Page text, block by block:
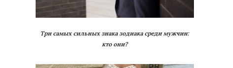
Три самых сильных знака зодиака среди мужчин:
кто они?